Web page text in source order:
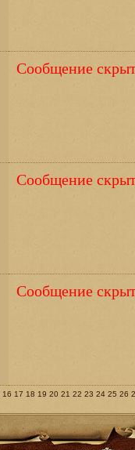
Сообщение
Сообщение
Сообщение
16 17 18 19 20 21 22 23 24 25 26